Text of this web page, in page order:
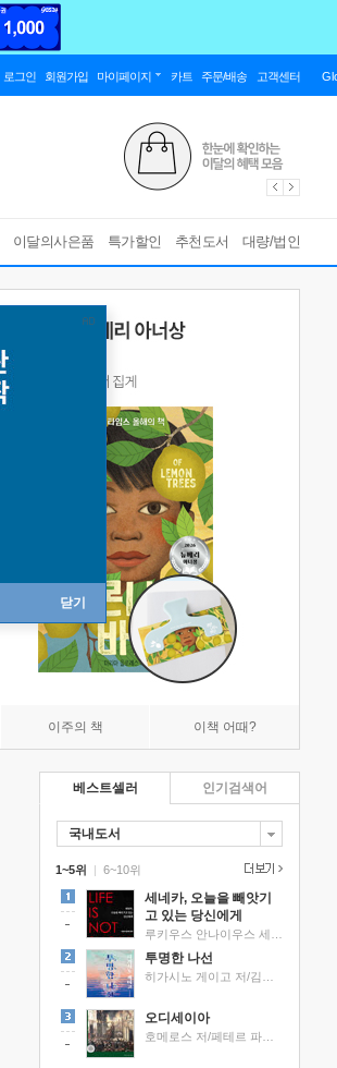
로그인 회원가입 마이페이지 카트 주문/배송 고객센터
이달의사은품 특가할인 추천도서 대량/법인
닫기
이주의 책 이책 어때?
베스트셀러
국내도서
1~5위 |
세네카, 오늘을 빼앗기
고 있는 당신에게
투명한 나선
오디세이아
6~10위
인기검색어